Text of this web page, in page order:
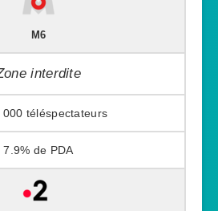
M6
interdite
000
7.9%